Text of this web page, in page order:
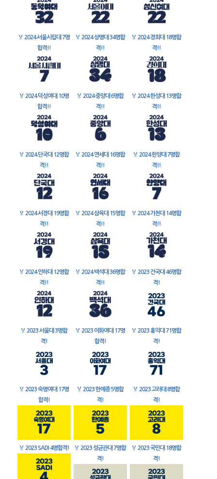
🏅 2024 서울시립대 7명
합격!!
🏅 2024 상명대 34명합
격!!
🏅 2024 경희대 18명합
격!!
🏅 2024 덕성여대 10명
합격!!
🏅 2024 중앙대 6명합
격!!
🏅 2024 한성대 13명합
격!!
🏅 2024 단국대 12명합
격!!
🏅 2024 연세대 16명합
격!!
🏅 2024 한양대 7명합
격!!
🏅 2024 서경대 19명합
격!!
🏅 2024 삼육대 15명합
격!!
🏅 2024 가천대 14명합
격!!
🏅 2024 인하대 12명합
격!!
🏅 2024 백석대 36명합
격!!
🏅 2023 건국대 46명합
격!
🏅 2023 서울대 3명합
격!
🏅 2023 이화여대 17명
합격!
🏅 2023 홍익대 71명합
격!
🏅 2023 숙명여대 17명
합격!
🏅 2023 한예종 5명합
격!
🏅 2023 고려대 8명합
격!
🏅 2023 SADI 4명합격! 🏅 2023 성균관대 7명합
격!
🏅 2023 국민대 18명합
격!